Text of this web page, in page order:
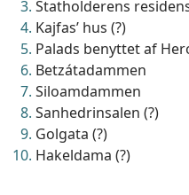
Statholderens
Kajfas’ hus (?)
Palads benyttet af
Betzátadammen
Siloamdammen
Sanhedrinsalen (?)
Golgata (?)
Hakeldama (?)